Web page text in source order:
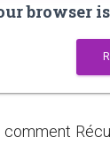
browser